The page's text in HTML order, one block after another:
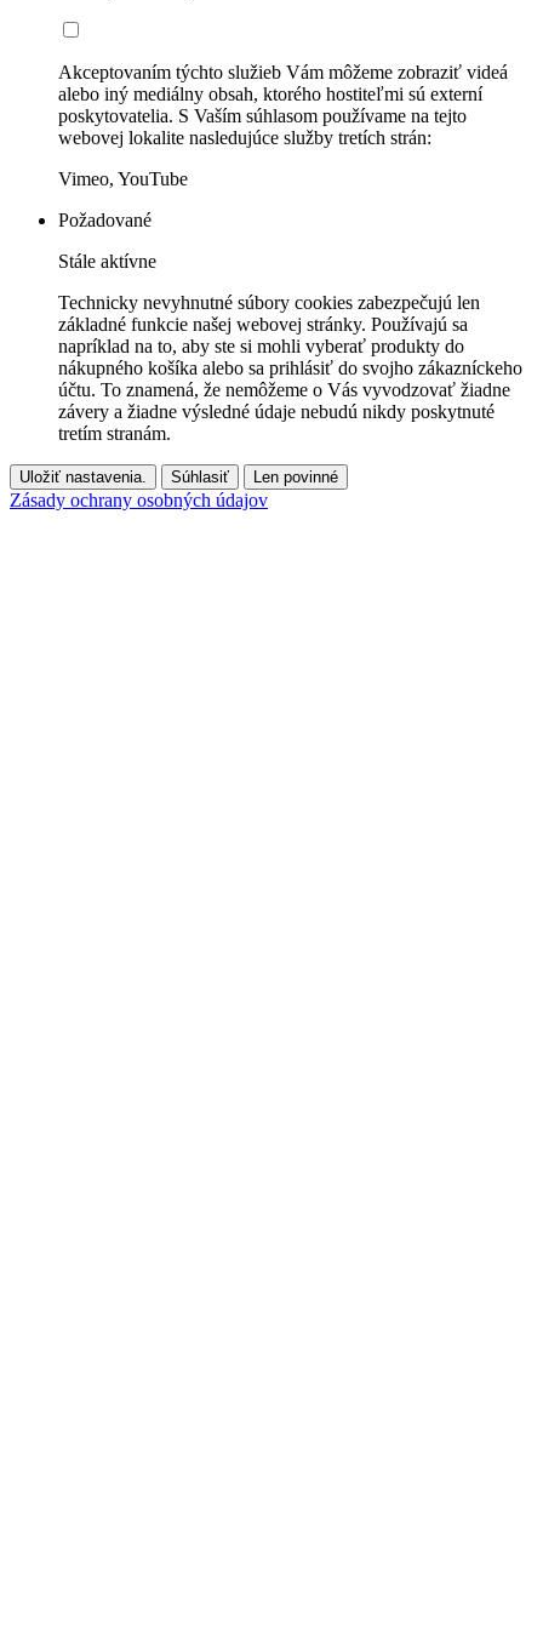
Akceptovaním týchto služieb Vám môžeme zobraziť videá
alebo iný mediálny obsah, ktorého hostiteľmi sú externí
poskytovatelia. S Vaším súhlasom používame na tejto
webovej lokalite nasledujúce služby tretích strán:
Vimeo, YouTube
Požadované
Stále aktívne
Technicky nevyhnutné súbory cookies zabezpečujú len
základné funkcie našej webovej stránky. Používajú sa
napríklad na to, aby ste si mohli vyberať produkty do
nákupného košíka alebo sa prihlásiť do svojho zákazníckeho
účtu. To znamená, že nemôžeme o Vás vyvodzovať žiadne
závery a žiadne výsledné údaje nebudú nikdy poskytnuté
tretím stranám.
Uložiť nastavenia. Súhlasiť Len povinné
Zásady ochrany osobných údajov